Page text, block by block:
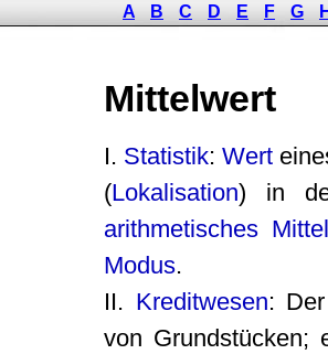
A B C D E F G
Mittelwert
I. Statistik: Wert
(Lokalisation) in
arithmetisches
Modus.
II. Kreditwesen:
von